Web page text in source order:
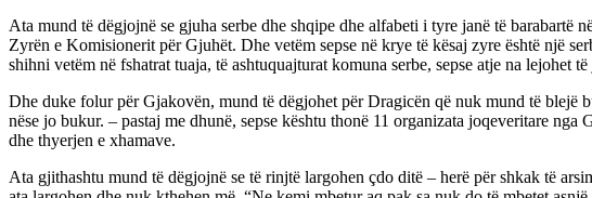
Ata mund të dëgjojnë se gjuha serbe dhe shqipe dhe alfabeti i tyre janë të
Zyrën e Komisionerit për Gjuhët. Dhe vetëm sepse në krye të kësaj zyre është një
shihni vetëm në fshatrat tuaja, të ashtuquajturat komuna serbe, sepse atje na
Dhe duke folur për Gjakovën, mund të dëgjohet për Dragicën që nuk mund të blejë
nëse jo bukur. – pastaj me dhunë, sepse kështu thonë 11 organizata joqeveritare
dhe thyerjen e xhamave.
Ata gjithashtu mund të dëgjojnë se të rinjtë largohen çdo ditë – herë për shkak të